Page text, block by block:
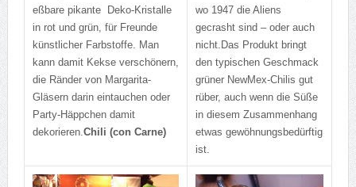
eßbare pikante Deko-Kristalle
in rot und grün, für Freunde
künstlicher Farbstoffe. Man
kann damit Kekse verschönern,
die Ränder von Margarita-
Gläsern darin eintauchen oder
Party-Häppchen damit
dekorieren.Chili (con Carne)
wo 1947 die Aliens
gecrasht sind – oder auch
nicht. Das Produkt bringt
den typischen Geschmack
grüner NewMex-Chilis gut
rüber, auch wenn die Süße
in diesem Zusammenhang
etwas gewöhnungsbedürftig
ist.